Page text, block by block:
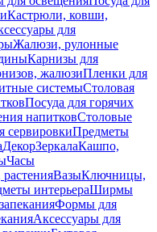
Кастрюли, ковши,
для
Жалюзи, рулонные
Карнизы для
жалюзиПленки для
системыСтоловая
Посуда для горячих
напитковСтоловые
сервировкиПредметы
ДекорЗеркалаКашпо,
Часы
ВазыКлючницы,
интерьераШирмы
Формы для
Аксессуары для